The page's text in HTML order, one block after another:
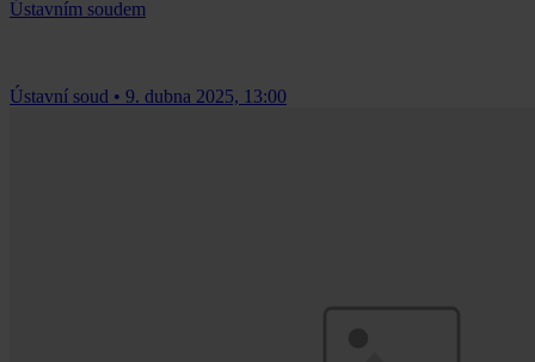
Ústavním soudem
Ústavní soud • 9. dubna 2025, 13:00